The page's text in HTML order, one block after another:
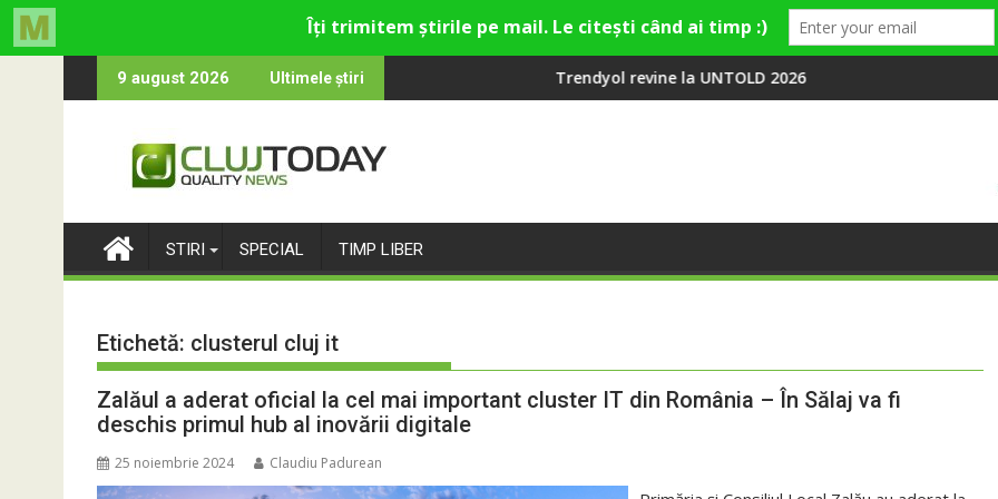
to
9 august 2026 Ultimele știri
catolică din Cluj
care rămân: Almost Still Trendyol revine la UNTOLD 2026: Colecții capsulă lansate cu Gina, Smiley
STIRI SPECIAL TIMP LIBER
Etichetă: clusterul cluj it
Zalăul a aderat oficial la cel mai important cluster IT din România – În Sălaj va fi
deschis primul hub al inovării digitale
25 noiembrie 2024 Claudiu Padurean